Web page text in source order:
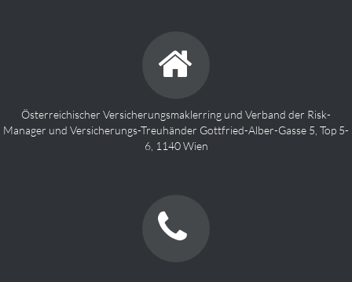
Österreichischer Versicherungsmaklerring und Verband der Risk-
Manager und Versicherungs-Treuhänder Gottfried-Alber-Gasse 5, Top 5-
6, 1140 Wien